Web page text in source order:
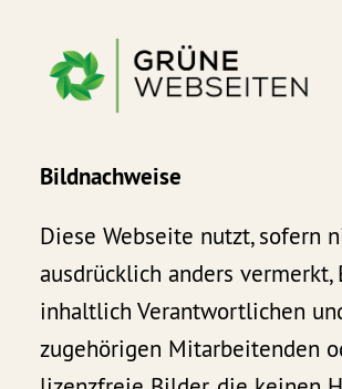
Bildnachweise
Diese Webseite nutzt, sofern
ausdrücklich anders vermerkt,
inhaltlich Verantwortlichen
zugehörigen Mitarbeitenden